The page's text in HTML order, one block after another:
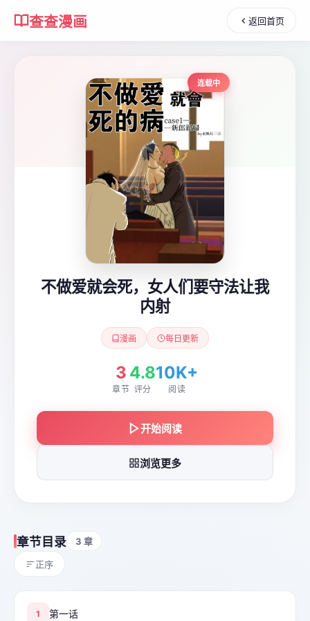
查查漫画 返回首页
连载中
不做爱就会死，女人们要守法让我
内射
漫画 每日更新
3
章节
4.8
评分
10K+
阅读
开始阅读
浏览更多
章节目录 3 章
正序
1 第一话